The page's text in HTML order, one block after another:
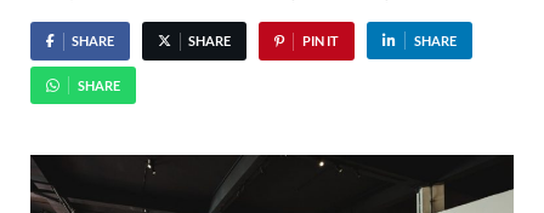
SHARE SHARE PIN IT SHARE
SHARE